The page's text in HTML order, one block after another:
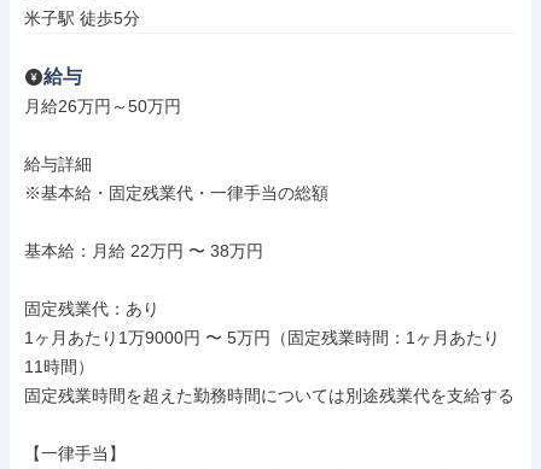
米子駅 徒歩5分
給与
月給26万円～50万円
給与詳細
※基本給・固定残業代・一律手当の総額
基本給：月給 22万円 〜 38万円
固定残業代：あり
1ヶ月あたり1万9000円 〜 5万円（固定残業時間：1ヶ月あたり
11時間）
固定残業時間を超えた勤務時間については別途残業代を支給する
【一律手当】